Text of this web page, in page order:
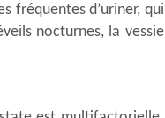
fréquentes d’uriner, qui
nocturnes, la vessie